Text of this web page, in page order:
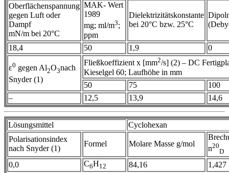
Oberflächenspannung
gegen Luft oder
Dampf
mN/m bei 20°C
MAK- Wert
1989
mg; ml/m3;
ppm
Dielektrizitätskonstante
bei 20°C bzw. 25°C
18,4 50 1,9 0
ε0 gegen Al2O3nach
Snyder (1)
Fließkoeffizient x [mm2/s] (2) – DC
Kieselgel 60; Laufhöhe in mm
50
75
100
–
12,5 13,9 14,6
Lösungsmittel
Cyclohexan
Polarisationsindex
nach Snyder (1)
Formel Molare Masse g/mol
n20
D
0,0 C6H12 84,16 1,427